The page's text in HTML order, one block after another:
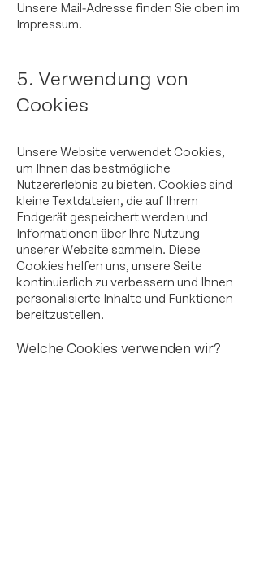
Unsere Mail-Adresse finden Sie oben im
Impressum.
​​5. Verwendung von
Cookies
Unsere Website verwendet Cookies,
um Ihnen das bestmögliche
Nutzererlebnis zu bieten. Cookies sind
kleine Textdateien, die auf Ihrem
Endgerät gespeichert werden und
Informationen über Ihre Nutzung
unserer Website sammeln. Diese
Cookies helfen uns, unsere Seite
kontinuierlich zu verbessern und Ihnen
personalisierte Inhalte und Funktionen
bereitzustellen.
Welche Cookies verwenden wir?